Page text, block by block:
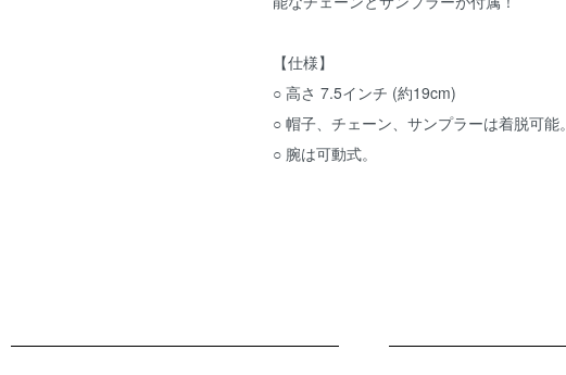
【仕様】
○ 高さ 7.5インチ (約19cm)
○ 帽子、チェーン、サンプラーは着脱可能。
○ 腕は可動式。